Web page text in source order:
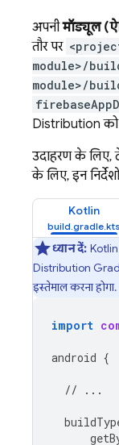
अपनीमॉड्यूल
तौर पर
module>/
module>/
Distribution
उदाहरण के लिए,
के लिए, इन
Kotlin
ध्यान दें:
Distribution
इस्तेमाल करना होगा.
import
android {
// ...